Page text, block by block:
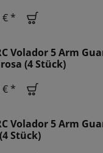
€ *
Volador 5 Arm
(4 Stück)
€ *
Volador 5 Arm
Stück)